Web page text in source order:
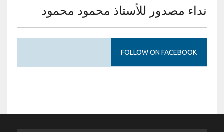
نداء مصدور للأستاذ محمود محمود
FOLLOW ON FACEBOOK